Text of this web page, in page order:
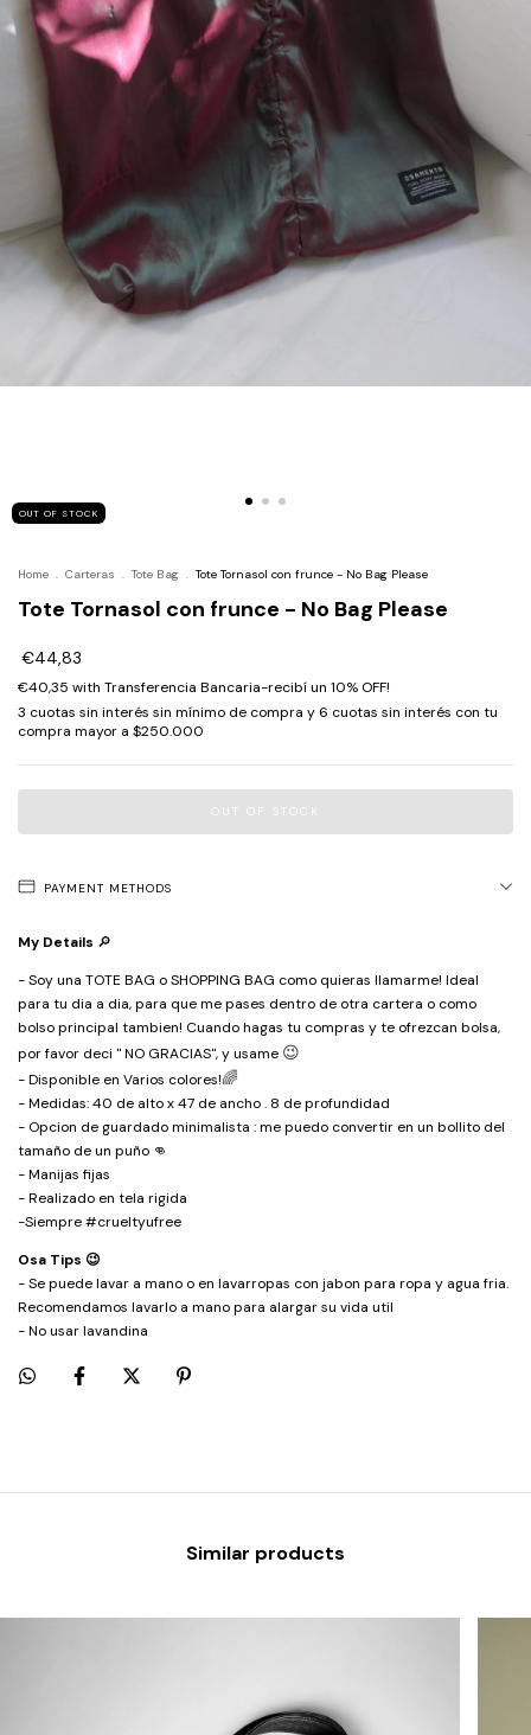
OUT OF STOCK
Home . Carteras . Tote Bag . Tote Tornasol con frunce - No Bag Please
Tote Tornasol con frunce - No Bag Please
€44,83
€40,35 with Transferencia Bancaria-recibí un 10% OFF!
PAYMENT METHODS
My Details 🔎
- Soy una TOTE BAG o SHOPPING BAG como quieras llamarme! Ideal
para tu dia a dia, para que me pases dentro de otra cartera o como
bolso principal tambien! Cuando hagas tu compras y te ofrezcan bolsa,
por favor deci " NO GRACIAS", y usame 😉
- Disponible en Varios colores!🌈
- Medidas: 40 de alto x 47 de ancho . 8 de profundidad
- Opcion de guardado minimalista : me puedo convertir en un bollito del
tamaño de un puño 👊
- Manijas fijas
- Realizado en tela rigida
-Siempre #crueltyufree
Osa Tips 😉
- Se puede lavar a mano o en lavarropas con jabon para ropa y agua fria.
Recomendamos lavarlo a mano para alargar su vida util
- No usar lavandina
Similar products